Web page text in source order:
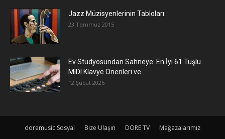
Jazz Müzisyenlerinin Tabloları
23 Temmuz 2015
Ev Stüdyosundan Sahneye: En İyi 61 Tuşlu
MIDI Klavye Önerileri ve...
12 Şubat 2026
doremusic Sosyal Bize Ulaşın DORE TV Mağazalarımız